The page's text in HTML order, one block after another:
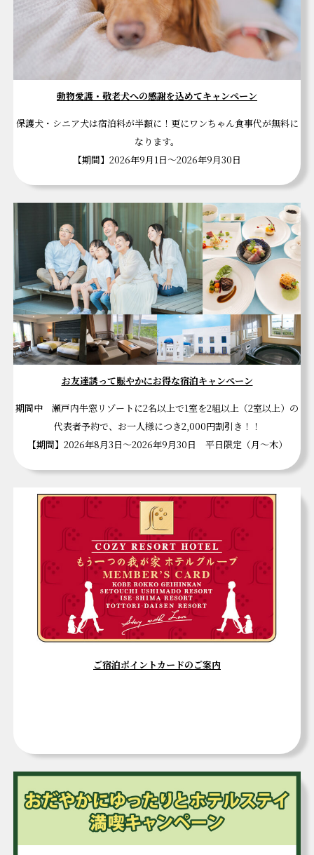
動物愛護・敬老犬への感謝を込めてキャンペーン
保護犬・シニア犬は宿泊料が半額に！更にワンちゃん食事代が無料に
なります。
【期間】2026年9月1日～2026年9月30日
お友達誘って賑やかにお得な宿泊キャンペーン
期間中 瀬戸内牛窓リゾートに2名以上で1室を2組以上（2室以上）の
代表者予約で、お一人様につき2,000円割引き！！
【期間】2026年8月3日～2026年9月30日 平日限定（月～木）
ご宿泊ポイントカードのご案内